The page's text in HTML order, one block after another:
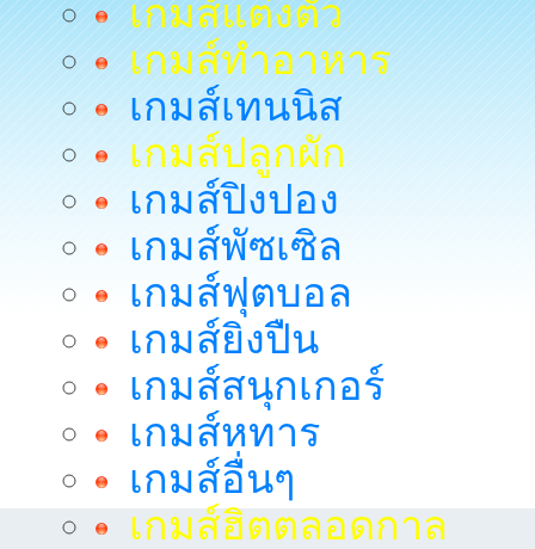
เกมส์แต่งตัว
เกมส์ทำอาหาร
เกมส์เทนนิส
เกมส์ปลูกผัก
เกมส์ปิงปอง
เกมส์พัซเซิล
เกมส์ฟุตบอล
เกมส์ยิงปืน
เกมส์สนุกเกอร์
เกมส์หทาร
เกมส์อื่นๆ
เกมส์ฮิตตลอดกาล